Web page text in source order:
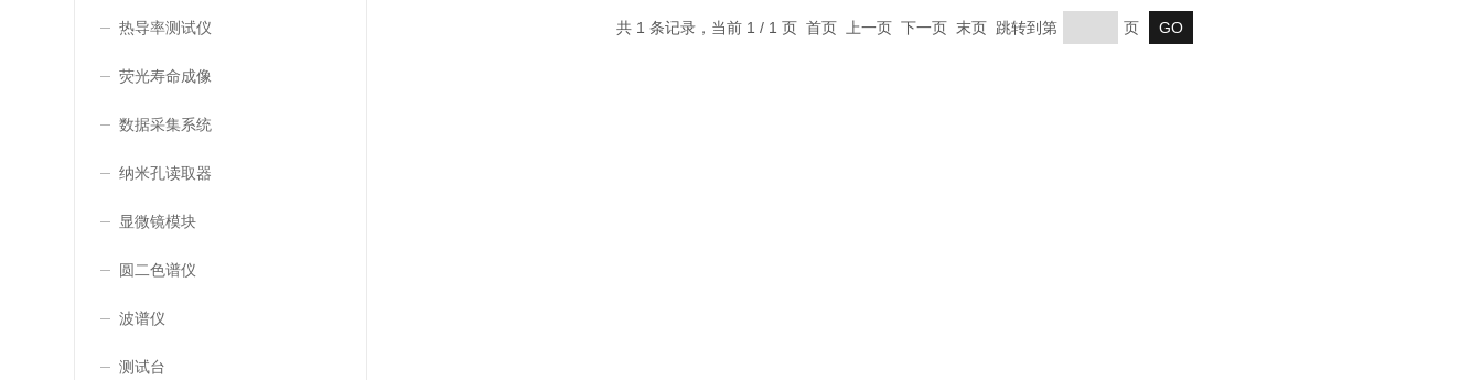
热导率测试仪
荧光寿命成像
数据采集系统
纳米孔读取器
显微镜模块
圆二色谱仪
波谱仪
测试台
测。宽谱空气耦合超声源
共 1 条记录，当前 1 / 1 页 首页 上一页 下一页 末页 跳转到第 页